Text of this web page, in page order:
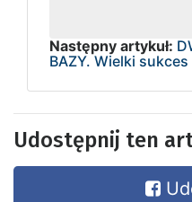
Następny artykuł:
BAZY. Wielki
Udostępnij ten